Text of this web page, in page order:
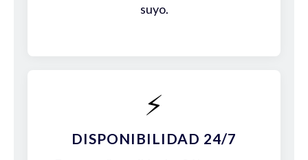
suyo.
⚡
DISPONIBILIDAD 24/7